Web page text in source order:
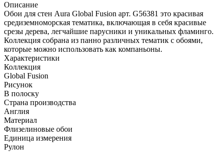
Описание
Обои для стен Aura Global Fusion арт. G56381 это красивая
средиземноморская тематика, включающая в себя красивые
срезы дерева, легчайшие парусники и уникальных фламинго.
Коллекция собрана из панно различных тематик с обоями,
которые можно использовать как компаньоны.
Характеристики
Коллекция
Global Fusion
Рисунок
В полоску
Страна производства
Англия
Материал
Флизелиновые обои
Единица измерения
Рулон